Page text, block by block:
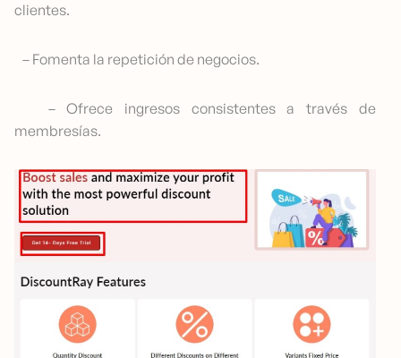
clientes.
– Fomenta la repetición de negocios.
– Ofrece ingresos consistentes a través de
membresías.